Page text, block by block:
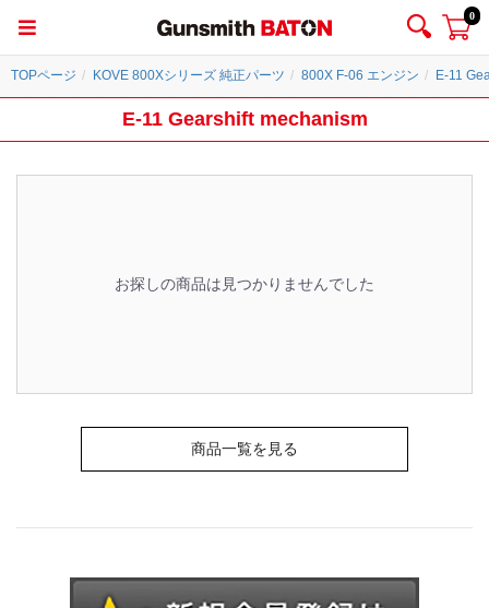
0
TOPページ KOVE 800Xシリーズ 純正パーツ 800X F-06 エンジン E-11
E-11 Gearshift mechanism
お探しの商品は見つかりませんでした
商品一覧を見る